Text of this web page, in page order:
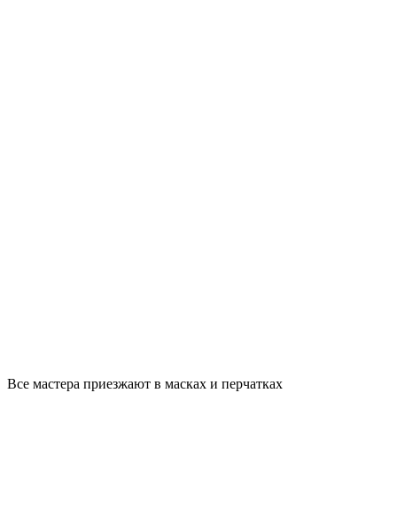
Все мастера приезжают в масках и перчатках